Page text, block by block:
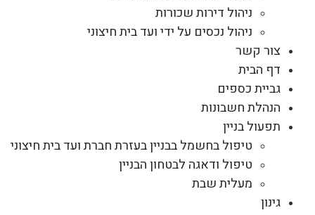
ניהול דירות שכורות
ניהול נכסים על ידי ועד בית חיצוני
צור קשר
דף הבית
גביית כספים
הנהלת חשבונות
תפעול בניין
טיפול בחשמל בבניין בעזרת חברת ועד בית חיצוני
טיפול ודאגה לבטחון הבניין
מעלית שבת
גינון